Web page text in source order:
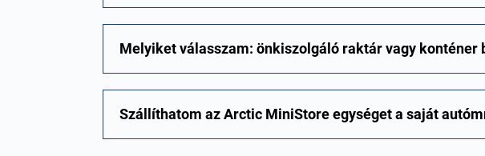
Melyiket válasszam: önkiszolgáló raktár vagy konténer
Szállíthatom az Arctic MiniStore egységet a saját